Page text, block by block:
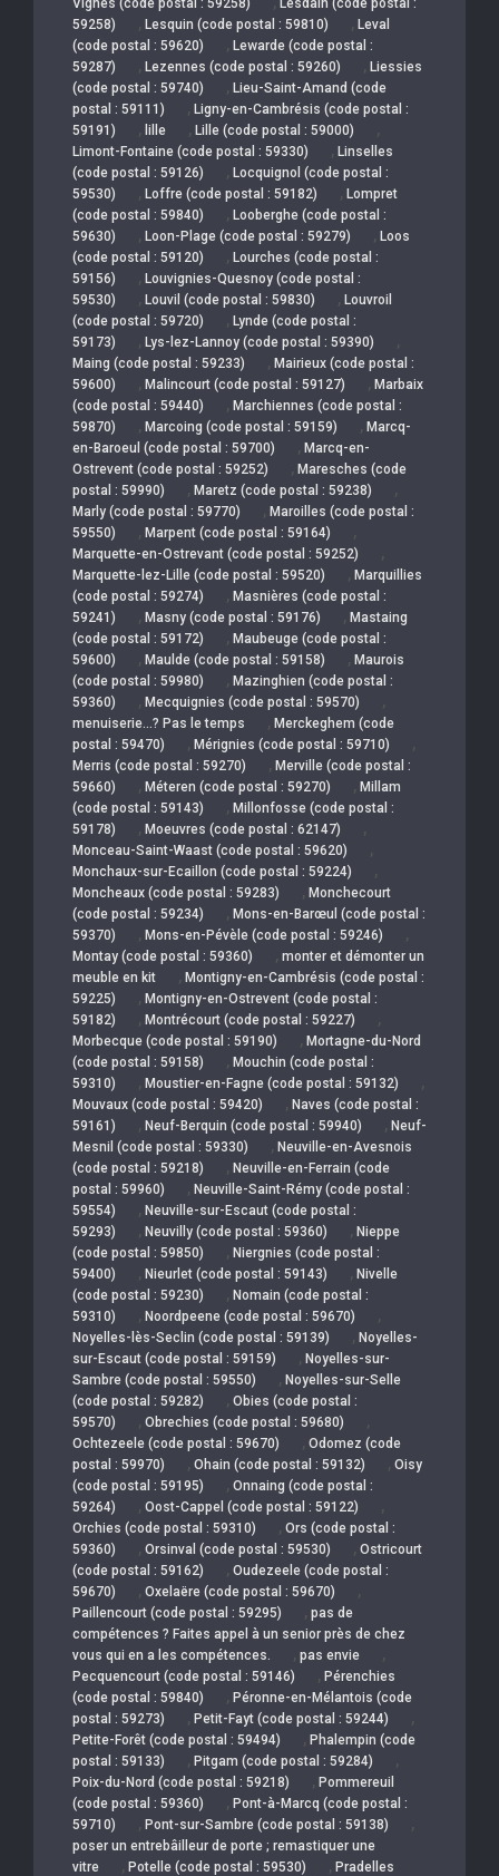
59258)
, Lesquin (code postal : 59810) , Leval
(code postal : 59620)
, Lewarde (code postal :
59287)
, Lezennes (code postal : 59260) , Liessies
(code postal : 59740)
, Lieu-Saint-Amand (code
postal : 59111)
, Ligny-en-Cambrésis (code postal :
59191)
, lille , Lille (code postal : 59000) ,
Limont-Fontaine (code postal : 59330) , Linselles
(code postal : 59126)
, Locquignol (code postal :
59530)
, Loffre (code postal : 59182) , Lompret
(code postal : 59840)
, Looberghe (code postal :
59630)
, Loon-Plage (code postal : 59279) , Loos
(code postal : 59120)
, Lourches (code postal :
59156)
, Louvignies-Quesnoy (code postal :
59530)
, Louvil (code postal : 59830) , Louvroil
(code postal : 59720)
, Lynde (code postal :
59173)
, Lys-lez-Lannoy (code postal : 59390) ,
Maing (code postal : 59233) , Mairieux (code postal :
59600)
, Malincourt (code postal : 59127) , Marbaix
(code postal : 59440)
, Marchiennes (code postal :
59870)
, Marcoing (code postal : 59159) , Marcq-
en-Baroeul (code postal : 59700)
, Marcq-en-
Ostrevent (code postal : 59252)
, Maresches (code
postal : 59990)
, Maretz (code postal : 59238) ,
Marly (code postal : 59770) , Maroilles (code postal :
59550)
, Marpent (code postal : 59164) ,
Marquette-en-Ostrevant (code postal : 59252) ,
Marquette-lez-Lille (code postal : 59520) , Marquillies
(code postal : 59274)
, Masnières (code postal :
59241)
, Masny (code postal : 59176) , Mastaing
(code postal : 59172)
, Maubeuge (code postal :
59600)
, Maulde (code postal : 59158) , Maurois
(code postal : 59980)
, Mazinghien (code postal :
59360)
, Mecquignies (code postal : 59570) ,
menuiserie…? Pas le temps , Merckeghem (code
postal : 59470)
, Mérignies (code postal : 59710) ,
Merris (code postal : 59270) , Merville (code postal :
59660)
, Méteren (code postal : 59270) , Millam
(code postal : 59143)
, Millonfosse (code postal :
59178)
, Moeuvres (code postal : 62147) ,
Monceau-Saint-Waast (code postal : 59620) ,
Monchaux-sur-Ecaillon (code postal : 59224) ,
Moncheaux (code postal : 59283) , Monchecourt
(code postal : 59234)
, Mons-en-Barœul (code postal :
59370)
, Mons-en-Pévèle (code postal : 59246) ,
Montay (code postal : 59360) , monter et démonter un
meuble en kit
, Montigny-en-Cambrésis (code postal :
59225)
, Montigny-en-Ostrevent (code postal :
59182)
, Montrécourt (code postal : 59227) ,
Morbecque (code postal : 59190) , Mortagne-du-Nord
(code postal : 59158)
, Mouchin (code postal :
59310)
, Moustier-en-Fagne (code postal : 59132) ,
Mouvaux (code postal : 59420) , Naves (code postal :
59161)
, Neuf-Berquin (code postal : 59940) , Neuf-
Mesnil (code postal : 59330)
, Neuville-en-Avesnois
(code postal : 59218)
, Neuville-en-Ferrain (code
postal : 59960)
, Neuville-Saint-Rémy (code postal :
59554)
, Neuville-sur-Escaut (code postal :
59293)
, Neuvilly (code postal : 59360) , Nieppe
(code postal : 59850)
, Niergnies (code postal :
59400)
, Nieurlet (code postal : 59143) , Nivelle
(code postal : 59230)
, Nomain (code postal :
59310)
, Noordpeene (code postal : 59670) ,
Noyelles-lès-Seclin (code postal : 59139) , Noyelles-
sur-Escaut (code postal : 59159)
, Noyelles-sur-
Sambre (code postal : 59550)
, Noyelles-sur-Selle
(code postal : 59282)
, Obies (code postal :
59570)
, Obrechies (code postal : 59680) ,
Ochtezeele (code postal : 59670) , Odomez (code
postal : 59970)
, Ohain (code postal : 59132) , Oisy
(code postal : 59195)
, Onnaing (code postal :
59264)
, Oost-Cappel (code postal : 59122) ,
Orchies (code postal : 59310) , Ors (code postal :
59360)
, Orsinval (code postal : 59530) , Ostricourt
(code postal : 59162)
, Oudezeele (code postal :
59670)
, Oxelaëre (code postal : 59670) ,
Paillencourt (code postal : 59295) , pas de
compétences ? Faites appel à un senior près de chez
vous qui en a les compétences.
, pas envie ,
Pecquencourt (code postal : 59146) , Pérenchies
(code postal : 59840)
, Péronne-en-Mélantois (code
postal : 59273)
, Petit-Fayt (code postal : 59244) ,
Petite-Forêt (code postal : 59494) , Phalempin (code
postal : 59133)
, Pitgam (code postal : 59284) ,
Poix-du-Nord (code postal : 59218) , Pommereuil
(code postal : 59360)
, Pont-à-Marcq (code postal :
59710)
, Pont-sur-Sambre (code postal : 59138) ,
poser un entrebâilleur de porte ; remastiquer une
vitre
, Potelle (code postal : 59530) , Pradelles